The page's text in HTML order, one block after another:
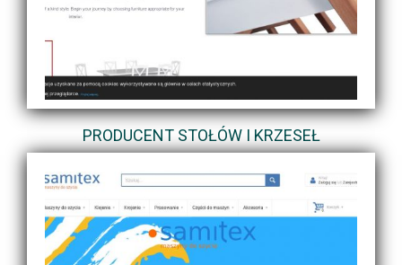
PRODUCENT STOŁÓW I KRZESEŁ